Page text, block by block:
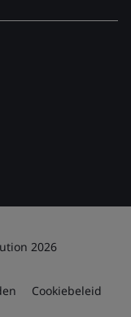
2026
Cookiebeleid